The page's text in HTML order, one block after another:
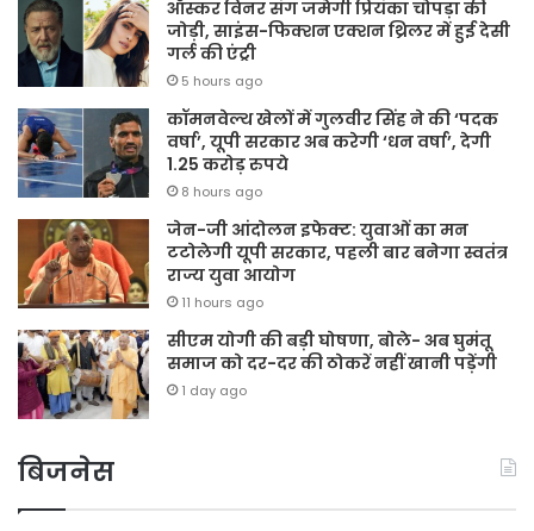
ऑस्कर विनर संग जमेगी प्रियंका चोपड़ा की
जोड़ी, साइंस-फिक्शन एक्शन थ्रिलर में हुई देसी
गर्ल की एंट्री
5 hours ago
कॉमनवेल्थ खेलों में गुलवीर सिंह ने की ‘पदक
वर्षा’, यूपी सरकार अब करेगी ‘धन वर्षा’, देगी
1.25 करोड़ रुपये
8 hours ago
जेन-जी आंदोलन इफेक्ट: युवाओं का मन
टटोलेगी यूपी सरकार, पहली बार बनेगा स्वतंत्र
राज्य युवा आयोग
11 hours ago
सीएम योगी की बड़ी घोषणा, बोले- अब घुमंतू
समाज को दर-दर की ठोकरें नहीं खानी पड़ेंगी
1 day ago
बिजनेस